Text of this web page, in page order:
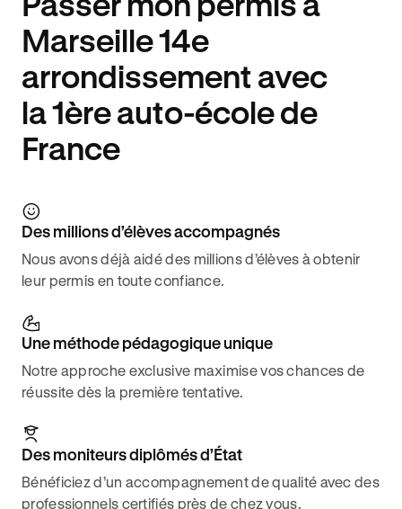
Marseille 14e
arrondissement avec
la 1ère auto-école de
France
Des millions d’élèves accompagnés
Nous avons déjà aidé des millions d’élèves à obtenir
leur permis en toute confiance.
Une méthode pédagogique unique
Notre approche exclusive maximise vos chances de
réussite dès la première tentative.
Des moniteurs diplômés d’État
Bénéficiez d’un accompagnement de qualité avec des
professionnels certifiés près de chez vous.